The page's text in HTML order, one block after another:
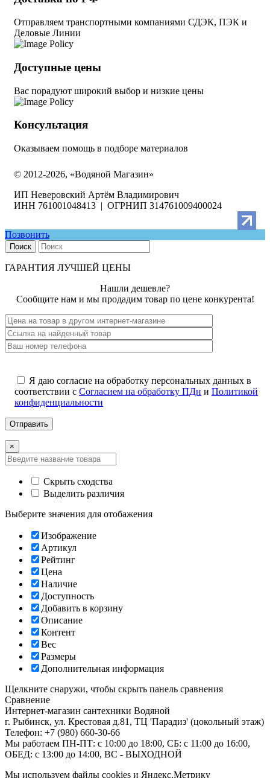
Отправляем транспортными компаниями СДЭК, ПЭК и
Деловые Линии
Доступные цены
Вас порадуют широкий выбор и низкие цены
Консультация
Оказываем помощь в подборе материалов
© 2012-2026, «Водяной Магазин»
ИП Неверовский Артём Владимирович
ИНН 761001048413 | ОГРНИП 314761009400024
Позвонить
Поиск
ГАРАНТИЯ ЛУЧШЕЙ ЦЕНЫ
Нашли дешевле?
Сообщите нам и мы продадим товар по цене конкурента!
Я даю согласие на обработку персональных данных в
соответствии с Согласием на обработку ПДн и Политикой
конфиденциальности
×
Скрыть сходства
Выделить различия
Выберите значения для отобажения
Изображение
Артикул
Рейтинг
Цена
Наличие
Доступность
Добавить в корзину
Описание
Контент
Вес
Размеры
Дополнительная информация
Щелкните снаружи, чтобы скрыть панель сравнения
Сравнение
Интернет-магазин сантехники Водяной
г. Рыбинск, ул. Крестовая д.81, ТЦ 'Парадиз' (цокольный этаж)
Телефон: +7 (980) 660-30-66
Мы работаем ПН-ПТ: с 10:00 до 18:00, СБ: с 11:00 до 16:00,
ОБЕД: с 13:00 до 14:00, ВС - ВЫХОДНОЙ
Мы используем файлы cookies и Яндекс.Метрику